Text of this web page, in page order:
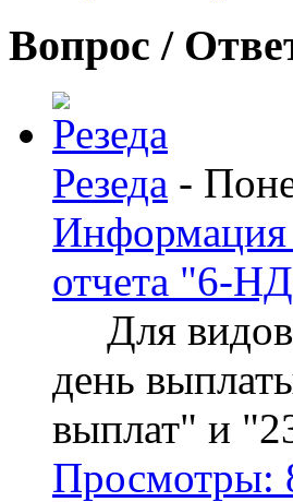
Вопрос /
Резеда -
Информация
отчета "6-
Для видов
день
выплат" и
Просмотры: